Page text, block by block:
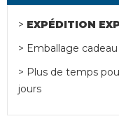
> EXPÉDITION
> Emballage
> Plus de temps
jours